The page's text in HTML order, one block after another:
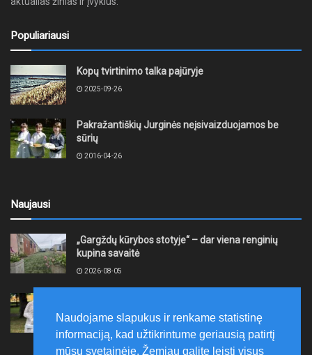
Populiariausi
Kopų tvirtinimo talka pajūryje
2025-09-26
Pakražantiškių Jurginės neįsivaizduojamos be
sūrių
2016-04-26
Naujausi
„Gargždų kūrybos stotyje“ – dar viena renginių
kupina savaitė
2026-08-05
papuošė trys nauji kūriniai
2026-08-05
Naudojame slapukus ir renkame statistinę
informaciją, kad užtikrintume geriausią patirtį
mūsų svetainėje. Žemiau galite leisti visus